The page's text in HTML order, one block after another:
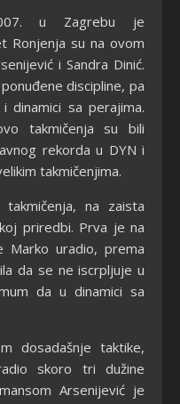
u Zagrebu je
Ronjenja su na ovom
i Sandra Dinić.
discipline, pa
dinamici sa perajima.
takmičenja su bili
rekorda u DYN i
takmičenjima.
na zaista
priredbi. Prva je na
uradio, prema
da se ne iscrpljuje u
da u dinamici sa
dosadašnje taktike,
skoro tri dužine
Arsenijević je